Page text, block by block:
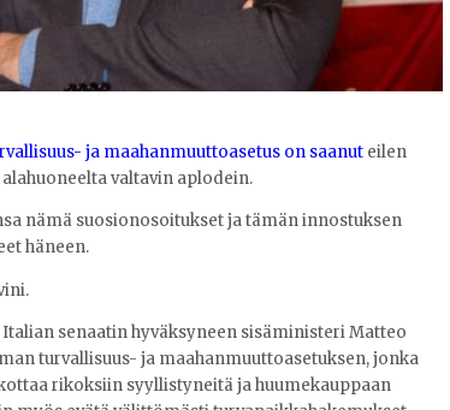
ja maahanmuuttoasetus on saanut eilen
valtavin aplodein.
nämä suosionosoitukset ja tämän innostuksen
häneen.
senaatin hyväksyneen sisäministeri Matteo
turvallisuus- ja maahanmuuttoasetuksen, jonka
rikoksiin syyllistyneitä ja huumekauppaan